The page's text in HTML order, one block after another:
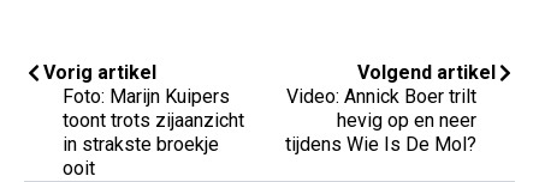
Vorig artikel
Foto: Marijn Kuipers
toont trots zijaanzicht
in strakste broekje
ooit
Volgend artikel
Video: Annick Boer trilt
hevig op en neer
tijdens Wie Is De Mol?